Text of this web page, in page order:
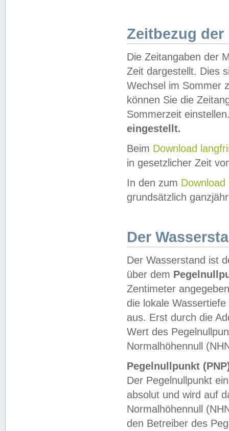
Zeitbezug der
Die Zeitangaben der
Zeit dargestellt. Dies
Wechsel im Sommer
können Sie die
Sommerzeit
eingestellt.
Beim Download
in gesetzlicher Zeit
In den zum Download
grundsätzlich
Der
Der Wasserstand ist
über dem
Zentimeter
die lokale
aus. Erst durch die
Wert des
Normalhöhennull
Pegelnullpunkt
Der Pegelnullpunkt
absolut und wird auf
Normalhöhennull
den Betreiber des